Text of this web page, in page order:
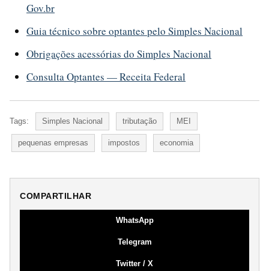
Gov.br
Guia técnico sobre optantes pelo Simples Nacional
Obrigações acessórias do Simples Nacional
Consulta Optantes — Receita Federal
Tags: Simples Nacional tributação MEI
pequenas empresas impostos economia
COMPARTILHAR
WhatsApp
Telegram
Twitter / X